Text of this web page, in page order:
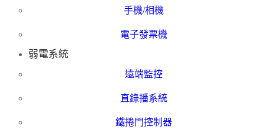
手機/相機
電子發票機
弱電系統
遠端監控
直錄播系統
鐵捲門控制器